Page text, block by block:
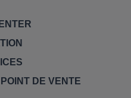
DE VENTE